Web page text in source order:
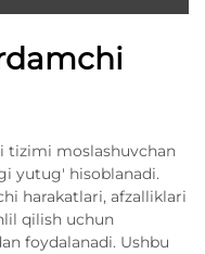
tizimi moslashuvchan
yutug' hisoblanadi.
harakatlari, afzalliklari
qilish uchun
foydalanadi. Ushbu